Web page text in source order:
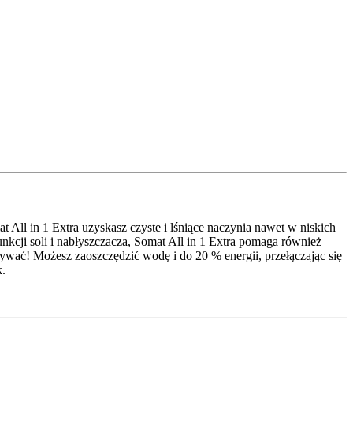
All in 1 Extra uzyskasz czyste i lśniące naczynia nawet w niskich
soli i nabłyszczacza, Somat All in 1 Extra pomaga również
Możesz zaoszczędzić wodę i do 20 % energii, przełączając się